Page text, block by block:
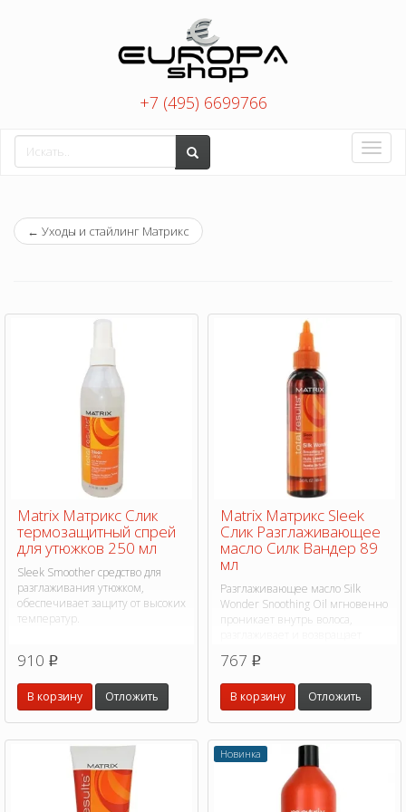
+7 (495) 6699766
Toggle
← Уходы и стайлинг Матрикс
Matrix Матрикс Слик
термозащитный спрей
для утюжков 250 мл
Sleek Smoother средство для
разглаживания утюжком,
обеспечивает защиту от высоких
температур.
910 p
В корзину Отложить
Matrix Матрикс Sleek
Слик Разглаживающее
масло Силк Вандер 89
мл
Разглаживающее масло Silk
Wonder Snoothing Oil мгновенно
проникает внутрь волоса,
767 p
В корзину Отложить
Новинка